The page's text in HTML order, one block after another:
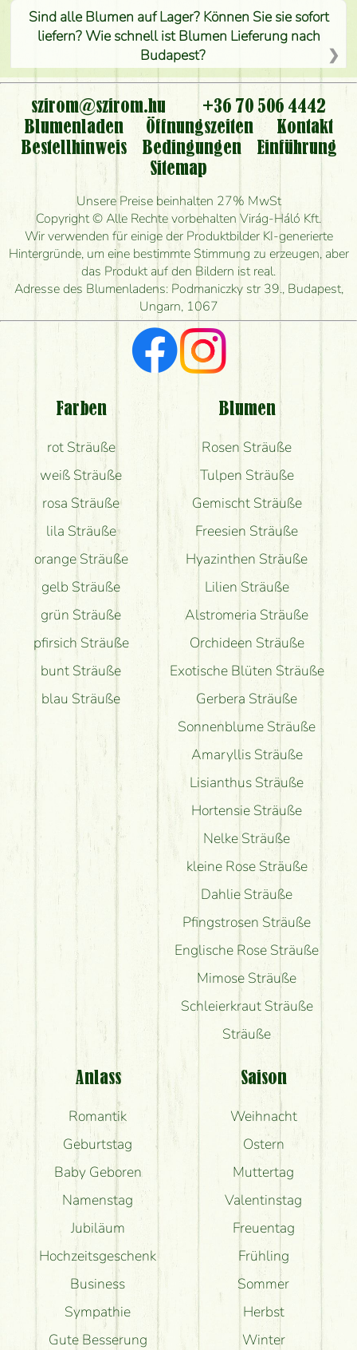
Sind alle Blumen auf Lager? Können Sie sie sofort
liefern? Wie schnell ist Blumen Lieferung nach
Budapest?
Ist der Blumenladen non stop geöffnet?
Kann ich den bestellten Blumenstrauß persönlich
nehmen oder nur per Blumenversand?
Ist eine Bestellung für ländliche Gebiete möglich?
Wie lange kann ich heute Blumen mit Lieferung
bestellen?
Wie schnell können Sie den Blumenstrauß
herstellen und wann können Sie ihn frühestens
liefern?
Ich suche rote Rosen, hast du welche?
Welche Rückmeldungen bekomme ich zum
Bekomme ich wirklich, was auf dem Bild zu sehen
szirom@szirom.hu
+36 70 506 4442
Blumenladen
Öffnungszeiten
Kontakt
Bestellhinweis
Bedingungen
Einführung
Sitemap
Unsere Preise beinhalten 27% MwSt
Copyright © Alle Rechte vorbehalten Virág-Háló Kft.
Wir verwenden für einige der Produktbilder KI-generierte
Hintergründe, um eine bestimmte Stimmung zu erzeugen, aber
das Produkt auf den Bildern ist real.
Adresse des Blumenladens: Podmaniczky str 39., Budapest,
Ungarn, 1067
Farben
rot Sträuße
weiß Sträuße
rosa Sträuße
lila Sträuße
orange Sträuße
gelb Sträuße
grün Sträuße
pfirsich Sträuße
bunt Sträuße
blau Sträuße
Blumen
Rosen Sträuße
Tulpen Sträuße
Gemischt Sträuße
Freesien Sträuße
Hyazinthen Sträuße
Lilien Sträuße
Alstromeria Sträuße
Orchideen Sträuße
Exotische Blüten Sträuße
Gerbera Sträuße
Sonnenblume Sträuße
Amaryllis Sträuße
Lisianthus Sträuße
Hortensie Sträuße
Nelke Sträuße
kleine Rose Sträuße
Dahlie Sträuße
Pfingstrosen Sträuße
Englische Rose Sträuße
Mimose Sträuße
Schleierkraut Sträuße
Sträuße
Anlass
Romantik
Geburtstag
Baby Geboren
Namenstag
Jubiläum
Hochzeitsgeschenk
Business
Sympathie
Gute Besserung
Saison
Weihnacht
Ostern
Muttertag
Valentinstag
Freuentag
Frühling
Sommer
Herbst
Winter